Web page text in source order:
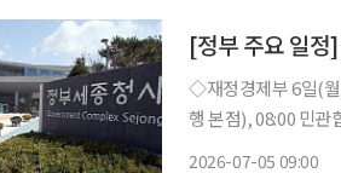
[정부 주요 일
◇재정경제부 6일(월) △경제부총리 07:35 24시간 외환시장 개장 계기 딜링룸 방문(하나은
행 본점), 08:00 민관합동
2026-07-05 09:00